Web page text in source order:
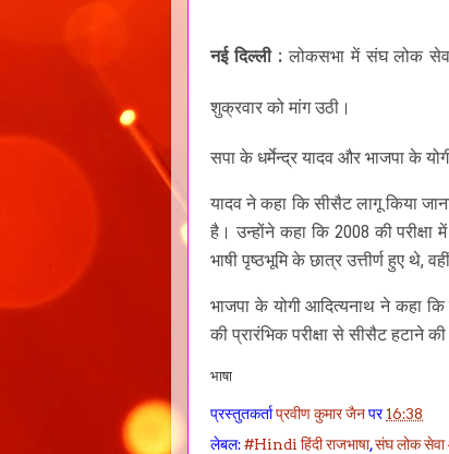
नई दिल्ली : लोकसभा में संघ लोक
शुक्रवार को मांग उठी।
सपा के धर्मेन्द्र यादव और भाजपा के
यादव ने कहा कि सीसैट लागू किया
है। उन्होंने कहा कि 2008 की परीक्षा
भाषी पृष्ठभूमि के छात्र उत्तीर्ण हुए थे,
भाजपा के योगी आदित्यनाथ ने कहा कि
की प्रारंभिक परीक्षा से सीसैट हटाने
भाषा
प्रस्तुतकर्ताप्रवीण कुमार जैनपर16:38
लेबल:#Hindi हिंदी राजभाषा,संघ लोक सेवा